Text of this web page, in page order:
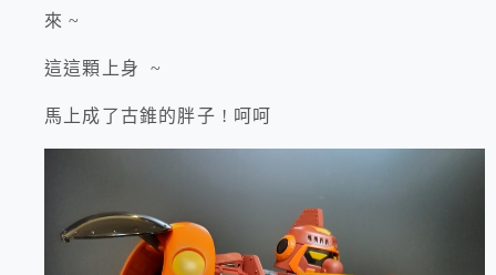
來 ~
這這顆上身 ~
馬上成了古錐的胖子 ! 呵呵